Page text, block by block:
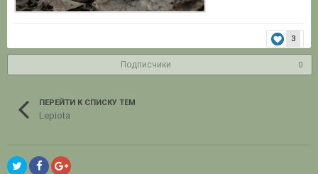
3
Подписчики 0
ПЕРЕЙТИ К СПИСКУ ТЕМ
Lepiota